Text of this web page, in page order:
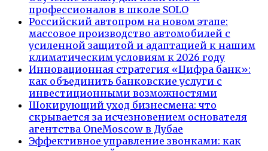
профессионалов в школе SOLO
Российский автопром на новом этапе:
массовое производство автомобилей с
усиленной защитой и адаптацией к нашим
климатическим условиям к 2026 году
Инновационная стратегия «Цифра банк»:
как объединить банковские услуги с
инвестиционными возможностями
Шокирующий уход бизнесмена: что
скрывается за исчезновением основателя
агентства OneMoscow в Дубае
Эффективное управление звонками: как